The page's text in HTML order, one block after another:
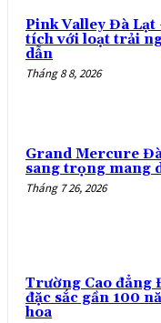
Pink Valley Đà Lạt
tích với loạt trải
dẫn
Tháng 8 8, 2026
Grand Mercure
sang trọng mang
Tháng 7 26, 2026
Trường Cao đẳng
đặc sắc gần 100
hoa